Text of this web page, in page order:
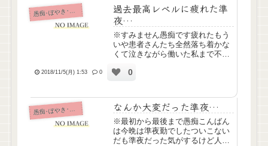
愚 痴･ぼやき･病み記事
過去最高レベルに疲れた準
夜…
※すみません愚痴です疲れたもう
いや患者さんたち全然落ち着かな
くて泣きながら働いた私まで不穏
ペアで深夜だし先が思いやられる
してください
2018/11/5(月) 1:53 0 0
愚 痴･ぼやき･病み記事 なんか大変だった準夜…
※最初から最後まで愚痴こんばん
は今晩は準夜勤でしたついこない
だも準夜だった気がするけど人が